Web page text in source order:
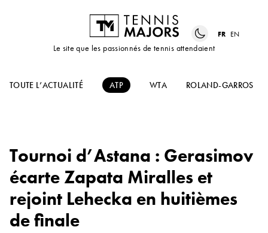
Le site que les passionnés de tennis attendaient
FR EN
TOUTE L’ACTUALITÉ ATP WTA ROLAND-GARROS
Tournoi d’Astana : Gerasimov
écarte Zapata Miralles et
rejoint Lehecka en huitièmes
de finale